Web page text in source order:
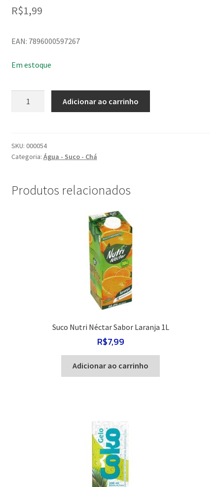
R$1,99
EAN: 7896000597267
Em estoque
Laranja
150G
Adicionar ao carrinho
SKU: 000054
Categoria: Água - Suco - Chá
Produtos relacionados
Suco Nutri Néctar Sabor Laranja 1L
R$7,99
Adicionar ao carrinho